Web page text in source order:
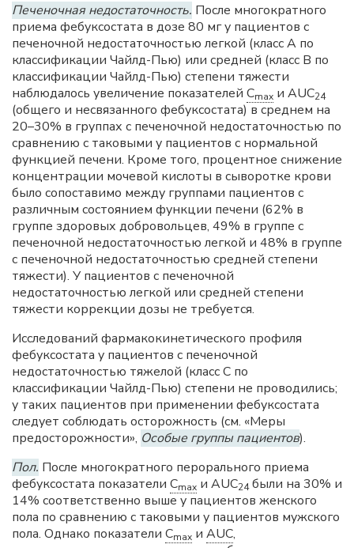
Печеночная недостаточность. После многократного
приема фебуксостата в дозе 80 мг у пациентов с
печеночной недостаточностью легкой (класс A по
классификации Чайлд-Пью) или средней (класс B по
классификации Чайлд-Пью) степени тяжести
наблюдалось увеличение показателей Cmax и AUC24
(общего и несвязанного фебуксостата) в среднем на
20–30% в группах с печеночной недостаточностью по
сравнению с таковыми у пациентов с нормальной
функцией печени. Кроме того, процентное снижение
концентрации мочевой кислоты в сыворотке крови
было сопоставимо между группами пациентов с
различным состоянием функции печени (62% в
группе здоровых добровольцев, 49% в группе с
печеночной недостаточностью легкой и 48% в группе
с печеночной недостаточностью средней степени
тяжести). У пациентов с печеночной
недостаточностью легкой или средней степени
тяжести коррекции дозы не требуется.
Исследований фармакокинетического профиля
фебуксостата у пациентов с печеночной
недостаточностью тяжелой (класс C по
классификации Чайлд-Пью) степени не проводились;
у таких пациентов при применении фебуксостата
следует соблюдать осторожность (см. «Меры
предосторожности», Особые группы пациентов).
Пол. После многократного перорального приема
фебуксостата показатели Cmax и AUC24были на 30% и
14% соответственно выше у пациентов женского
пола по сравнению с таковыми у пациентов мужского
пола. Однако показатели Cmax и AUC,